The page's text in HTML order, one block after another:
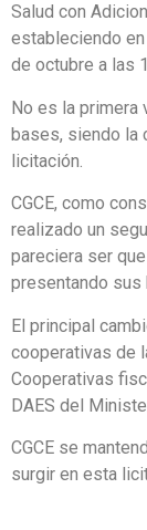
Salud con
estableciendo
de octubre a las
No es la primera
bases, siendo la
licitación.
CGCE, como
realizado un
pareciera ser
presentando sus
El principal
cooperativas de
Cooperativas
DAES del
CGCE se
surgir en esta